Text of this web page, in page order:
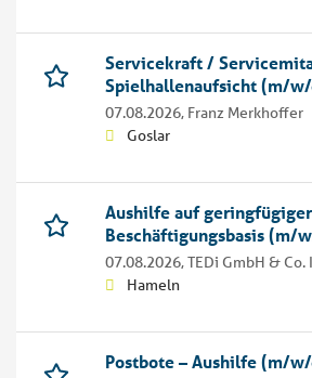
Servicekraft /
Spielhallenaufsicht (m/
07.08.2026, Franz Merkhoffer
Goslar
Aushilfe auf geringfügiger
Beschäftigungsbasis (m/
07.08.2026,TEDi GmbH & Co.
Hameln
Postbote – Aushilfe (m/